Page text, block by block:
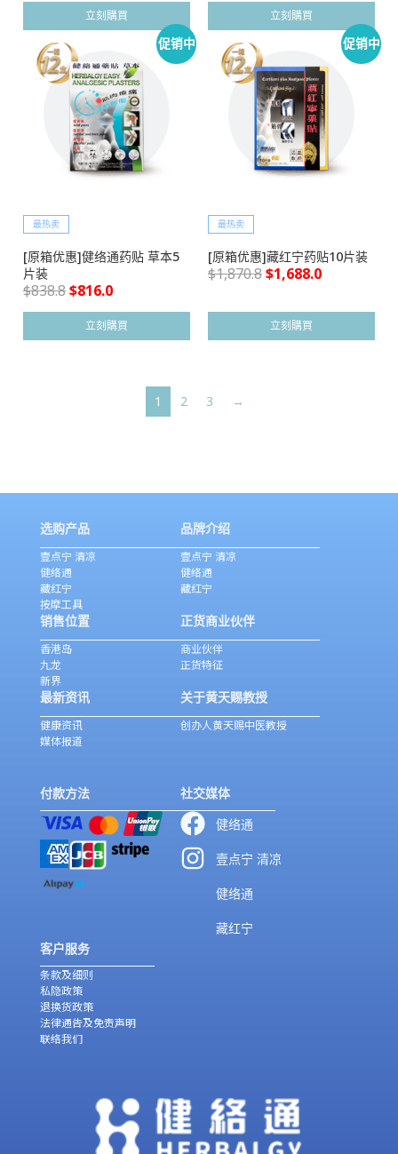
立刻購買 立刻購買
促销中
最热卖
[原箱优惠]健络通药贴 草本5
片装
$838.8$816.0
立刻購買
促销中
最热卖
[原箱优惠]藏红宁药贴10片装
$1,870.8$1,688.0
立刻購買
1 2 3 →
选购产品
壹点宁 清凉
健络通
藏红宁
按摩工具
品牌介绍
壹点宁 清凉
健络通
藏红宁
销售位置
香港岛
九龙
新界
正货商业伙伴
商业伙伴
正货特征
最新资讯
健康资讯
媒体报道
关于黄天赐教授
创办人黄天赐中医教授
付款方法 社交媒体
健络通
壹点宁 清凉
健络通
藏红宁
客户服务
条款及细则
私隐政策
退换货政策
法律通告及免责声明
联络我们